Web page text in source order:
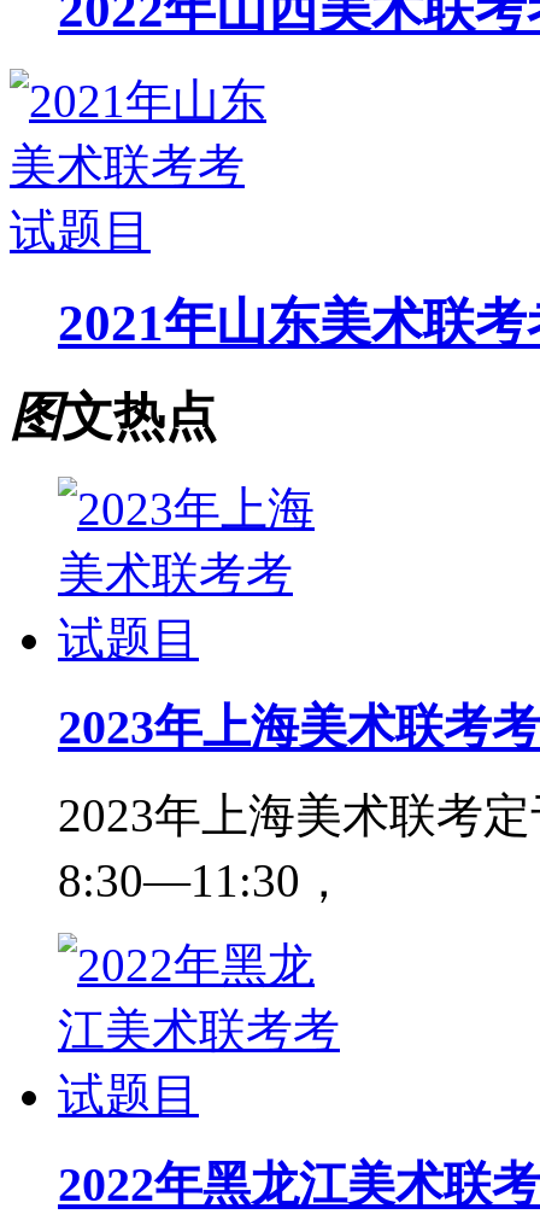
2021年山东美术联
图文热点
2023年上海美术联考
2023年上海美术联考
8:30—11:30，
2022年黑龙江美术联